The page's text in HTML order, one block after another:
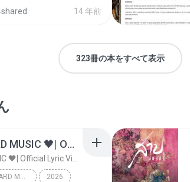
14 年前
323冊の本をすべて表示
ไม่มีใครรู้ตัวเรา– UNHEARD MUSIC 🖤| Official Lyric Video | เพลงสู้ชีวิต
ไม่มีใครรู้ตัวเรา– UNHEARD MUSIC 🖤| Official Lyric Video | เพลงสู้ชีวิต 2026